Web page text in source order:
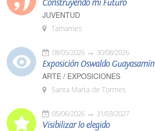
Construyendo mi Futuro
JUVENTUD
Tamames
08/05/2026 30/08/2026
Exposición Oswaldo Guayasamín
ARTE / EXPOSICIONES
Santa Marta de Tormes
05/06/2026 31/03/2027
Visibilizar lo elegido